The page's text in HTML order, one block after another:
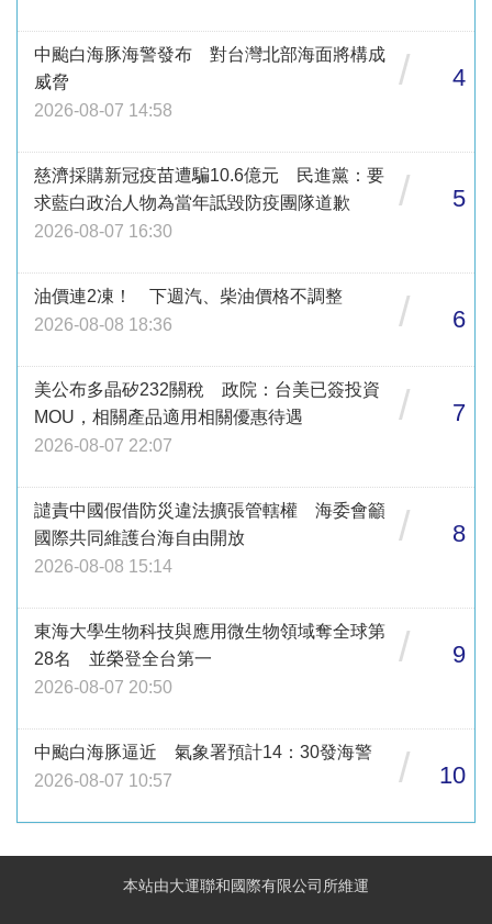
中颱白海豚海警發布 對台灣北部海面將構成
威脅
2026-08-07 14:58
/ 4
慈濟採購新冠疫苗遭騙10.6億元 民進黨：要
求藍白政治人物為當年詆毀防疫團隊道歉
2026-08-07 16:30
/ 5
油價連2凍！ 下週汽、柴油價格不調整
2026-08-08 18:36
/ 6
美公布多晶矽232關稅 政院：台美已簽投資
MOU，相關產品適用相關優惠待遇
2026-08-07 22:07
/ 7
譴責中國假借防災違法擴張管轄權 海委會籲
國際共同維護台海自由開放
2026-08-08 15:14
/ 8
東海大學生物科技與應用微生物領域奪全球第
28名 並榮登全台第一
2026-08-07 20:50
/ 9
中颱白海豚逼近 氣象署預計14：30發海警
2026-08-07 10:57
/ 10
本站由大運聯和國際有限公司所維運